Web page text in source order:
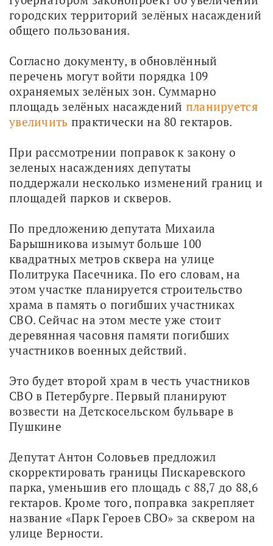
городских территорий зелёных насаждений
общего пользования.
Согласно документу, в обновлённый
перечень могут войти порядка 109
охраняемых зелёных зон. Суммарно
площадь зелёных насаждений планируется
увеличить практически на 80 гектаров.
При рассмотрении поправок к закону о
зеленых насаждениях депутаты
поддержали несколько изменений границ и
площадей парков и скверов.
По предложению депутата Михаила
Барышникова изымут больше 100
квадратных метров сквера на улице
Политрука Пасечника. По его словам, на
этом участке планируется строительство
храма в память о погибших участниках
СВО. Сейчас на этом месте уже стоит
деревянная часовня памяти погибших
участников военных действий.
Это будет второй храм в честь участников
СВО в Петербурге. Первый планируют
возвести на Детскосельском бульваре в
Пушкине
Депутат Антон Соловьев предложил
скорректировать границы Пискаревского
парка, уменьшив его площадь с 88,7 до 88,6
гектаров. Кроме того, поправка закрепляет
название «Парк Героев СВО» за сквером на
улице Верности.